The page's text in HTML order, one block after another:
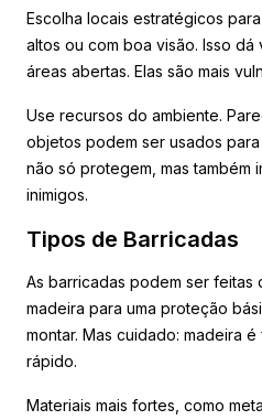
Escolha locais estratégicos
altos ou com boa visão. Isso dá
áreas abertas. Elas são mais
Use recursos do ambiente.
objetos podem ser usados
não só protegem, mas também
inimigos.
Tipos de Barricadas
As barricadas podem ser feitas
madeira para uma proteção
montar. Mas cuidado: madeira
rápido.
Materiais mais fortes, como